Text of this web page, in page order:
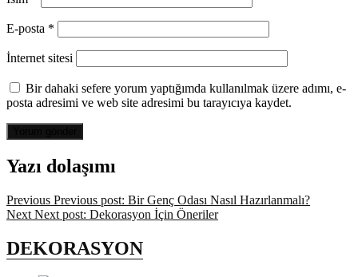
E-posta *
İnternet sitesi
Bir dahaki sefere yorum yaptığımda kullanılmak üzere adımı, e-
posta adresimi ve web site adresimi bu tarayıcıya kaydet.
Yazı dolaşımı
Previous Previous post: Bir Genç Odası Nasıl Hazırlanmalı?
Next Next post: Dekorasyon İçin Öneriler
DEKORASYON